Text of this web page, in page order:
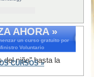
AHORA »
un curso gratuito por
Voluntario
CURSOS »
niño” hasta la